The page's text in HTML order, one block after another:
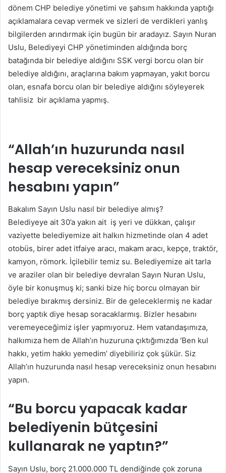
dönem CHP belediye yönetimi ve şahsım hakkında yaptığı
açıklamalara cevap vermek ve sizleri de verdikleri yanlış
bilgilerden arındırmak için bugün bir aradayız. Sayın Nuran
Uslu, Belediyeyi CHP yönetiminden aldığında borç
batağında bir belediye aldığını SSK vergi borcu olan bir
belediye aldığını, araçlarına bakım yapmayan, yakıt borcu
olan, esnafa borcu olan bir belediye aldığını söyleyerek
tahlisiz bir açıklama yapmış.
“Allah’ın huzurunda nasıl
hesap vereceksiniz onun
hesabını yapın”
Bakalım Sayın Uslu nasıl bir belediye almış?
Belediyeye ait 30’a yakın ait iş yeri ve dükkan, çalışır
vaziyette belediyemize ait halkın hizmetinde olan 4 adet
otobüs, birer adet itfaiye aracı, makam aracı, kepçe, traktör,
kamyon, römork. İçilebilir temiz su. Belediyemize ait tarla
ve araziler olan bir belediye devralan Sayın Nuran Uslu,
öyle bir konuşmuş ki; sanki bize hiç borcu olmayan bir
belediye bırakmış dersiniz. Bir de geleceklermiş ne kadar
borç yaptık diye hesap soracaklarmış. Bizler hesabını
veremeyeceğimiz işler yapmıyoruz. Hem vatandaşımıza,
halkımıza hem de Allah’ın huzuruna çıktığımızda ‘Ben kul
hakkı, yetim hakkı yemedim’ diyebiliriz çok şükür. Siz
Allah’ın huzurunda nasıl hesap vereceksiniz onun hesabını
yapın.
“Bu borcu yapacak kadar
belediyenin bütçesini
kullanarak ne yaptın?”
Sayın Uslu, borç 21.000.000 TL dendiğinde çok zoruna